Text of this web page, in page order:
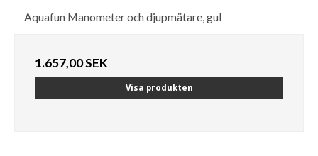
Aquafun Manometer och djupmätare, gul
1.657,00 SEK
Visa produkten